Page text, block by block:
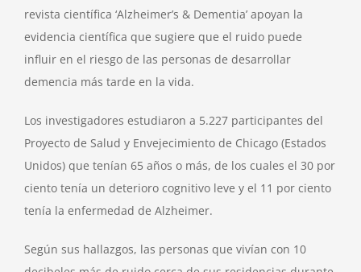
apuntan
aumentar
el
de
demencia
revista científica ‘Alzheimer’s & Dementia’ apoyan la
evidencia científica que sugiere que el ruido puede
influir en el riesgo de las personas de desarrollar
demencia más tarde en la vida.
Los investigadores estudiaron a 5.227 participantes del
Proyecto de Salud y Envejecimiento de Chicago (Estados
Unidos) que tenían 65 años o más, de los cuales el 30 por
ciento tenía un deterioro cognitivo leve y el 11 por ciento
tenía la enfermedad de Alzheimer.
Según sus hallazgos, las personas que vivían con 10